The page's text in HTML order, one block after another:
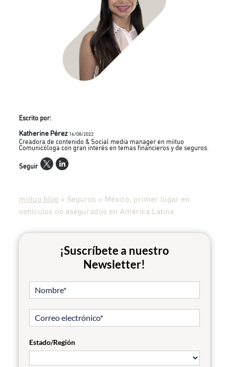
Escrito por:
Katherine Pérez 16/08/2022
Creadora de contenido & Social media manager en miituo
Comunicóloga con gran interés en temas financieros y de seguros.
Seguir
miituo blog » Seguros » México, primer lugar en
vehículos no asegurados en América Latina
¡Suscríbete a nuestro
Newsletter!
Estado/Región